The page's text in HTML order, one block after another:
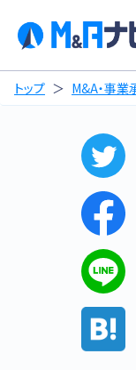
トップ M&A・事業